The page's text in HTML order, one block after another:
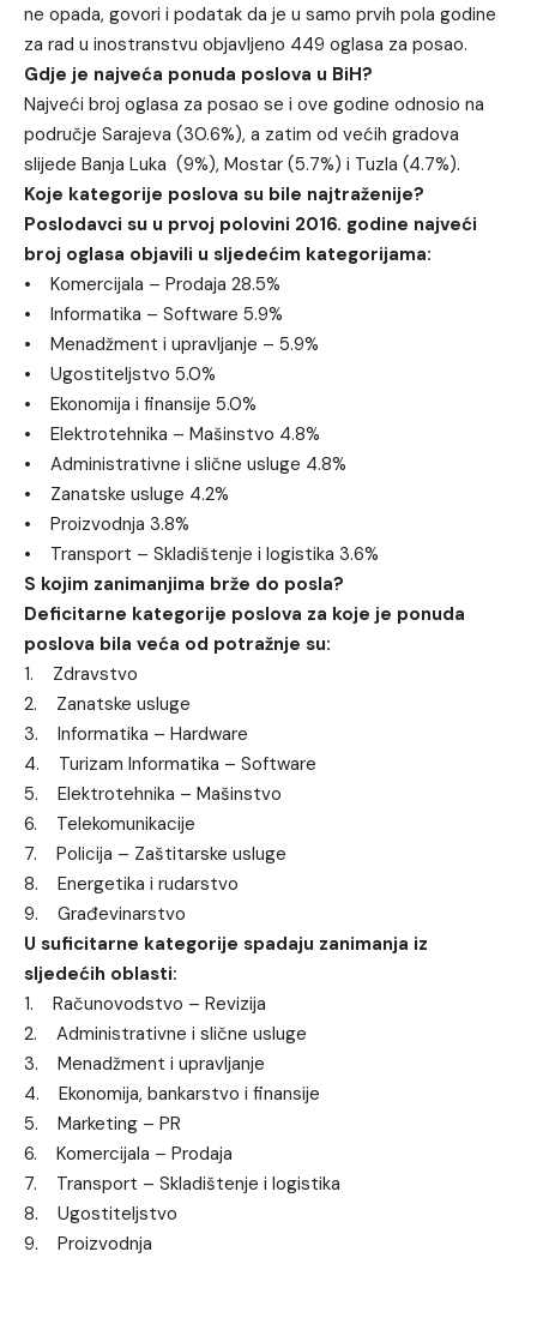
ne opada, govori i podatak da je u samo prvih pola godine
za rad u inostranstvu objavljeno 449 oglasa za posao.
Gdje je najveća ponuda poslova u BiH?
Najveći broj oglasa za posao se i ove godine odnosio na
područje Sarajeva (30.6%), a zatim od većih gradova
slijede Banja Luka (9%), Mostar (5.7%) i Tuzla (4.7%).
Koje kategorije poslova su bile najtraženije?
Poslodavci su u prvoj polovini 2016. godine najveći
broj oglasa objavili u sljedećim kategorijama:
• Komercijala – Prodaja 28.5%
• Informatika – Software 5.9%
• Menadžment i upravljanje – 5.9%
• Ugostiteljstvo 5.0%
• Ekonomija i finansije 5.0%
• Elektrotehnika – Mašinstvo 4.8%
• Administrativne i slične usluge 4.8%
• Zanatske usluge 4.2%
• Proizvodnja 3.8%
• Transport – Skladištenje i logistika 3.6%
S kojim zanimanjima brže do posla?
Deficitarne kategorije poslova za koje je ponuda
poslova bila veća od potražnje su:
1. Zdravstvo
2. Zanatske usluge
3. Informatika – Hardware
4. Turizam Informatika – Software
5. Elektrotehnika – Mašinstvo
6. Telekomunikacije
7. Policija – Zaštitarske usluge
8. Energetika i rudarstvo
9. Građevinarstvo
U suficitarne kategorije spadaju zanimanja iz
sljedećih oblasti:
1. Računovodstvo – Revizija
2. Administrativne i slične usluge
3. Menadžment i upravljanje
4. Ekonomija, bankarstvo i finansije
5. Marketing – PR
6. Komercijala – Prodaja
7. Transport – Skladištenje i logistika
8. Ugostiteljstvo
9. Proizvodnja